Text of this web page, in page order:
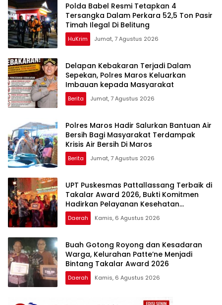
Polda Babel Resmi Tetapkan 4
Tersangka Dalam Perkara 52,5 Ton Pasir
Timah Ilegal Di Belitung
HuKrim Jumat, 7 Agustus 2026
Delapan Kebakaran Terjadi Dalam
Sepekan, Polres Maros Keluarkan
Imbauan kepada Masyarakat
Berita Jumat, 7 Agustus 2026
Polres Maros Hadir Salurkan Bantuan Air
Bersih Bagi Masyarakat Terdampak
Krisis Air Bersih Di Maros
Berita Jumat, 7 Agustus 2026
UPT Puskesmas Pattallassang Terbaik di
Takalar Award 2026, Bukti Komitmen
Hadirkan Pelayanan Kesehatan
Berkualitas
Daerah Kamis, 6 Agustus 2026
Buah Gotong Royong dan Kesadaran
Warga, Kelurahan Patte’ne Menjadi
Bintang Takalar Award 2026
Daerah Kamis, 6 Agustus 2026